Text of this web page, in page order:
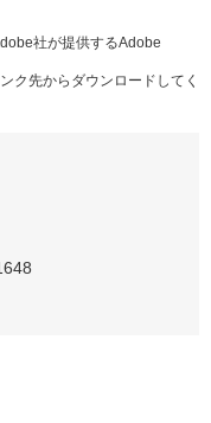
社が提供するAdobe
ク先からダウンロードしてく